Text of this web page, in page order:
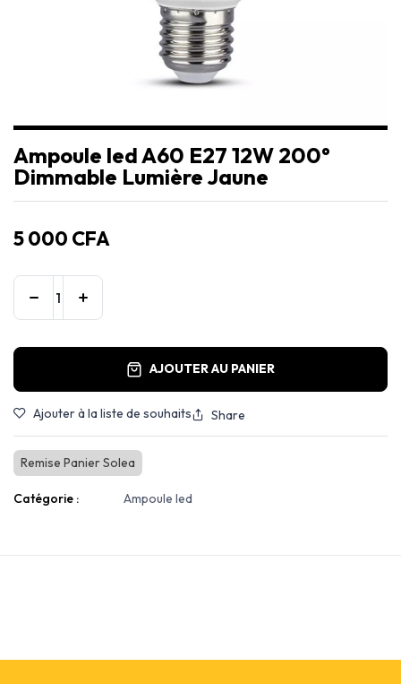
Ampoule led A60 E27 12W 200°
Dimmable Lumière Jaune
5 000 CFA
AJOUTER AU PANIER
Ajouter à la liste de souhaits Share
Remise Panier Solea
Catégorie : Ampoule led